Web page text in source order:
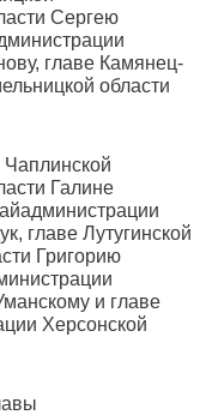
Сергею
главе Камянец-
области
Галине
главе Лутугинской
Григорию
и главе
Херсонской